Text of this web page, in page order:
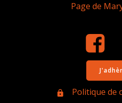
Page de
Politique de